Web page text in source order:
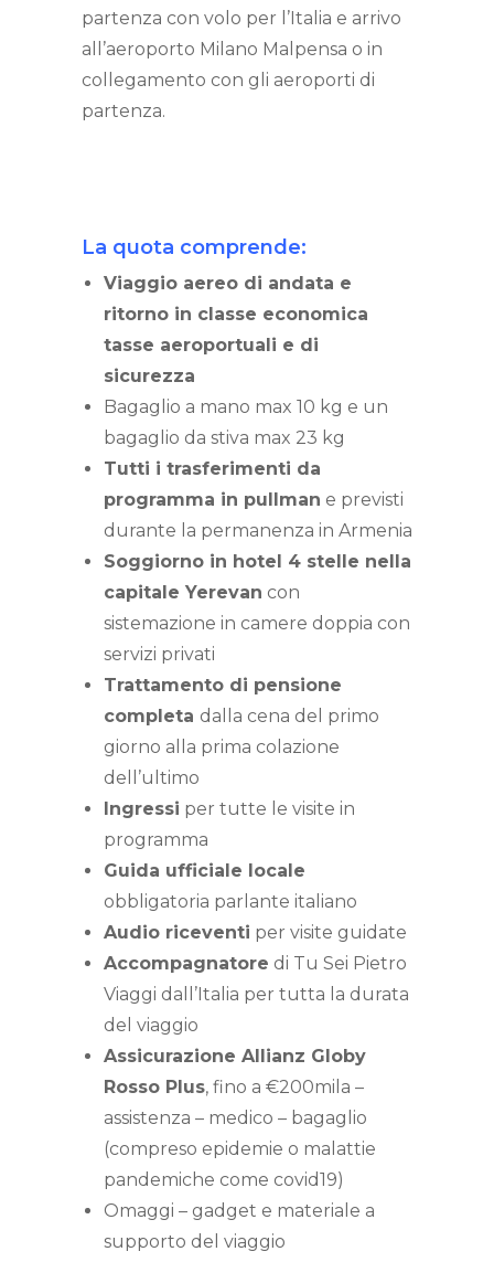
partenza con volo per l’Italia e arrivo
all’aeroporto Milano Malpensa o in
collegamento con gli aeroporti di
partenza.
La quota comprende:
Viaggio aereo di andata e
ritorno in classe economica
tasse aeroportuali e di
sicurezza
Bagaglio a mano max 10 kg e un
bagaglio da stiva max 23 kg
Tutti i trasferimenti da
programma in pullman e previsti
durante la permanenza in Armenia
Soggiorno in hotel 4 stelle nella
capitale Yerevan con
sistemazione in camere doppia con
servizi privati
Trattamento di pensione
completa dalla cena del primo
giorno alla prima colazione
dell’ultimo
Ingressi per tutte le visite in
programma
Guida ufficiale locale
obbligatoria parlante italiano
Audio riceventi per visite guidate
Accompagnatore di Tu Sei Pietro
Viaggi dall’Italia per tutta la durata
del viaggio
Assicurazione Allianz Globy
Rosso Plus, fino a €200mila –
assistenza – medico – bagaglio
(compreso epidemie o malattie
pandemiche come covid19)
Omaggi – gadget e materiale a
supporto del viaggio